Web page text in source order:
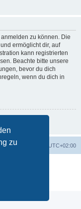
zu
zu können. Die
ermöglicht dir, auf
kann registrierten
Beachte bitte unsere
bevor du dich
wenn du dich in
Alle Zeiten sind UTC+02:00